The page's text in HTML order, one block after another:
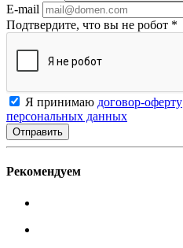
E-mail
Подтвердите, что вы не робот *
Я принимаю договор-оферту
персональных данных
Рекомендуем